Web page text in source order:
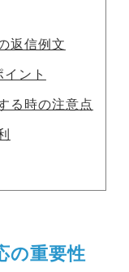
返信例文
ント
る時の注意点
の重要性